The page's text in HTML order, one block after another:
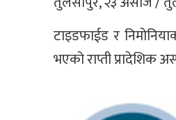
टाइडफाईड र
भएको राप्ती प्रादेशिक